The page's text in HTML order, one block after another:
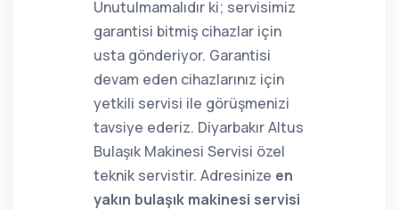
Unutulmamalıdır ki; servisimiz
garantisi bitmiş cihazlar için
usta gönderiyor. Garantisi
devam eden cihazlarınız için
yetkili servisi ile görüşmenizi
tavsiye ederiz. Diyarbakır Altus
Bulaşık Makinesi Servisi özel
teknik servistir. Adresinize en
yakın bulaşık makinesi servisi